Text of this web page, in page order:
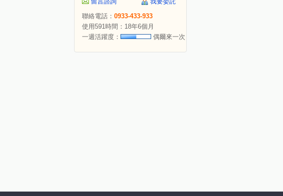
聯絡電話： 0933-433-933
使用591時間：18年6個月
一週活躍度：
偶爾來一次